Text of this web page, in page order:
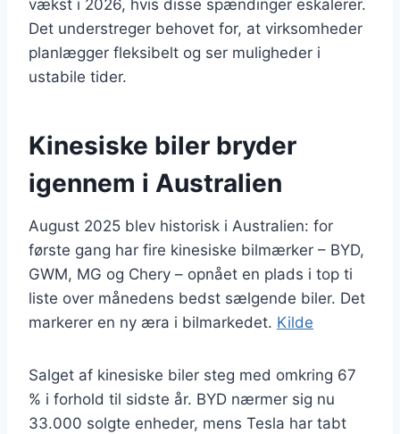
vækst i 2026, hvis disse spændinger eskalerer.
Det understreger behovet for, at virksomheder
planlægger fleksibelt og ser muligheder i
ustabile tider.
Kinesiske biler bryder
igennem i Australien
August 2025 blev historisk i Australien: for
første gang har fire kinesiske bilmærker – BYD,
GWM, MG og Chery – opnået en plads i top ti
liste over månedens bedst sælgende biler. Det
markerer en ny æra i bilmarkedet. Kilde
Salget af kinesiske biler steg med omkring 67
% i forhold til sidste år. BYD nærmer sig nu
33.000 solgte enheder, mens Tesla har tabt